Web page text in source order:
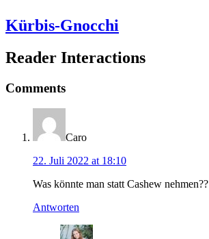
Kürbis-Gnocchi
Reader Interactions
Comments
Caro
22. Juli 2022 at 18:10
Was könnte man statt Cashew nehmen??
Antworten